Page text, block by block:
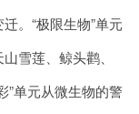
。“极限生物”单元
雪莲、鲸头鹳、
”单元从微生物的警